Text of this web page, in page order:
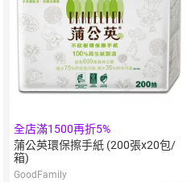
全店滿1500再折5%
蒲公英環保擦手紙 (200張x20包/
箱)
GoodFamily